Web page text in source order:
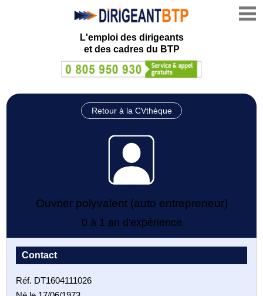
L'emploi des dirigeants
et des cadres du BTP
Retour à la CVthèque
Ouvrier polyvalent (auto entrepreneur)
0 à 1 an d'expérience
Contact
Réf. DT1604111026